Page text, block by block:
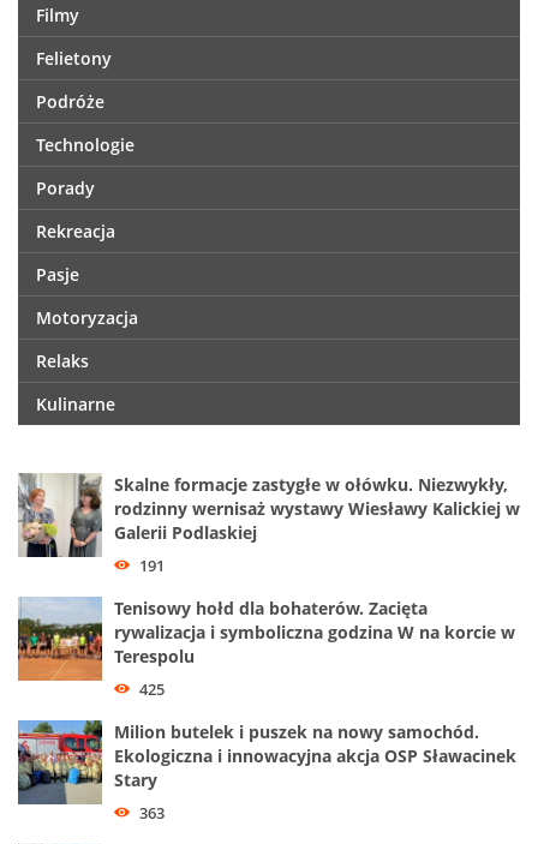
Filmy
Felietony
Podróże
Technologie
Porady
Rekreacja
Pasje
Motoryzacja
Relaks
Kulinarne
Skalne formacje zastygłe w ołówku. Niezwykły,
rodzinny wernisaż wystawy Wiesławy Kalickiej w
Galerii Podlaskiej
191
Tenisowy hołd dla bohaterów. Zacięta
rywalizacja i symboliczna godzina W na korcie w
Terespolu
425
Milion butelek i puszek na nowy samochód.
Ekologiczna i innowacyjna akcja OSP Sławacinek
Stary
363